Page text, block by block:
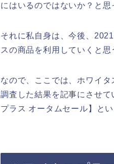
にはいるのではないか？と思
それに私自身は、今後、
スの商品を利用していくと思
なので、ここでは、ホワイ
調査した結果を記事にさせ
プラス オータムセール】と